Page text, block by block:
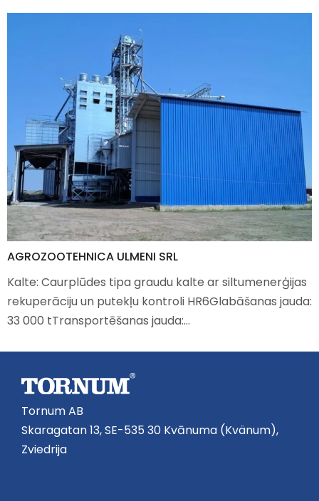
AGROZOOTEHNICA ULMENI SRL
Kalte: Caurplūdes tipa graudu kalte ar siltumenerģijas
rekuperāciju un putekļu kontroli HR6Glabāšanas jauda:
33 000 tTransportēšanas jauda:…
Tornum AB
Skaragatan 13, SE-535 30 Kvānuma (Kvänum),
Zviedrija